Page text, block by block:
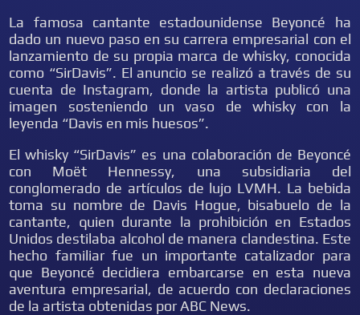
La famosa cantante estadounidense Beyoncé ha
dado un nuevo paso en su carrera empresarial con el
lanzamiento de su propia marca de whisky, conocida
como “SirDavis”. El anuncio se realizó a través de su
cuenta de Instagram, donde la artista publicó una
imagen sosteniendo un vaso de whisky con la
leyenda “Davis en mis huesos”.
El whisky “SirDavis” es una colaboración de Beyoncé
con Moët Hennessy, una subsidiaria del
conglomerado de artículos de lujo LVMH. La bebida
toma su nombre de Davis Hogue, bisabuelo de la
cantante, quien durante la prohibición en Estados
Unidos destilaba alcohol de manera clandestina. Este
hecho familiar fue un importante catalizador para
que Beyoncé decidiera embarcarse en esta nueva
aventura empresarial, de acuerdo con declaraciones
de la artista obtenidas por ABC News.